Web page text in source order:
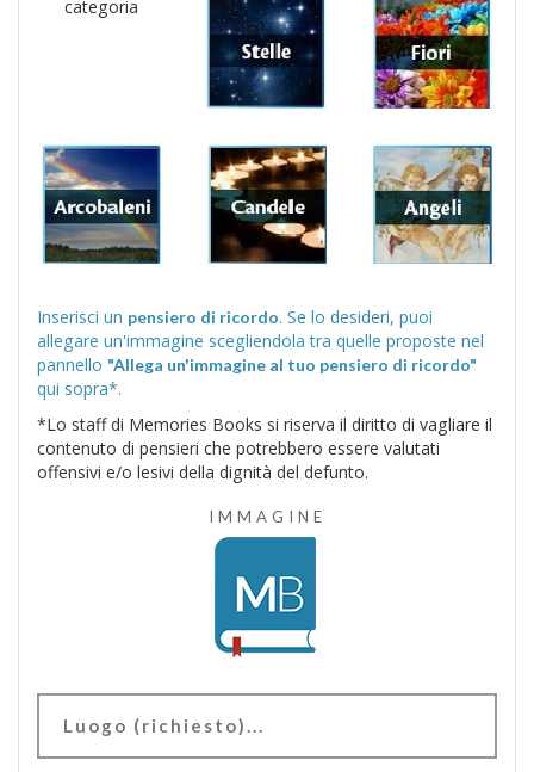
categoria
Inserisci un pensiero di ricordo. Se lo desideri, puoi
allegare un'immagine scegliendola tra quelle proposte nel
pannello "Allega un'immagine al tuo pensiero di ricordo"
qui sopra*.
*Lo staff di Memories Books si riserva il diritto di vagliare il
contenuto di pensieri che potrebbero essere valutati
offensivi e/o lesivi della dignità del defunto.
IMMAGINE